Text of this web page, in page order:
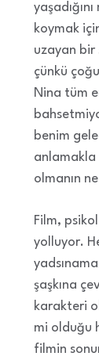
koymak
uzayan bir
çünkü
Nina tüm
benim
anlamakla
olmanın
Film,
yolluyor.
şaşkına
karakteri
mi olduğu
filmin